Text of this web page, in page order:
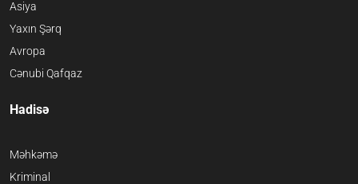
Asiya
Yaxın Şərq
Avropa
Cənubi Qafqaz
Hadisə
Məhkəmə
Kriminal